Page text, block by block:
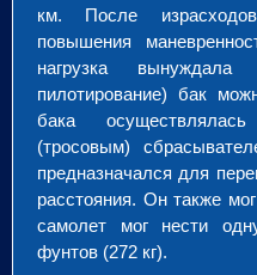
км. После
повышения
нагрузка
пилотирование) бак
бака
(тросовым)
предназначался для
расстояния. Он также
самолет мог нести
фунтов (272 кг).